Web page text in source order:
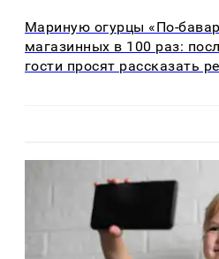
Мариную огурцы «По-
магазинных в 100 раз:
гости просят рассказать